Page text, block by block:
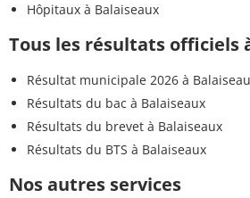
Hôpitaux à Balaiseaux
Tous les résultats officiels
Résultat municipale 2026 à
Résultats du bac à Balaiseaux
Résultats du brevet à Balaiseaux
Résultats du BTS à Balaiseaux
Nos autres services